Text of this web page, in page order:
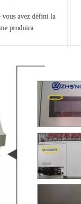
vous avez défini la
produira